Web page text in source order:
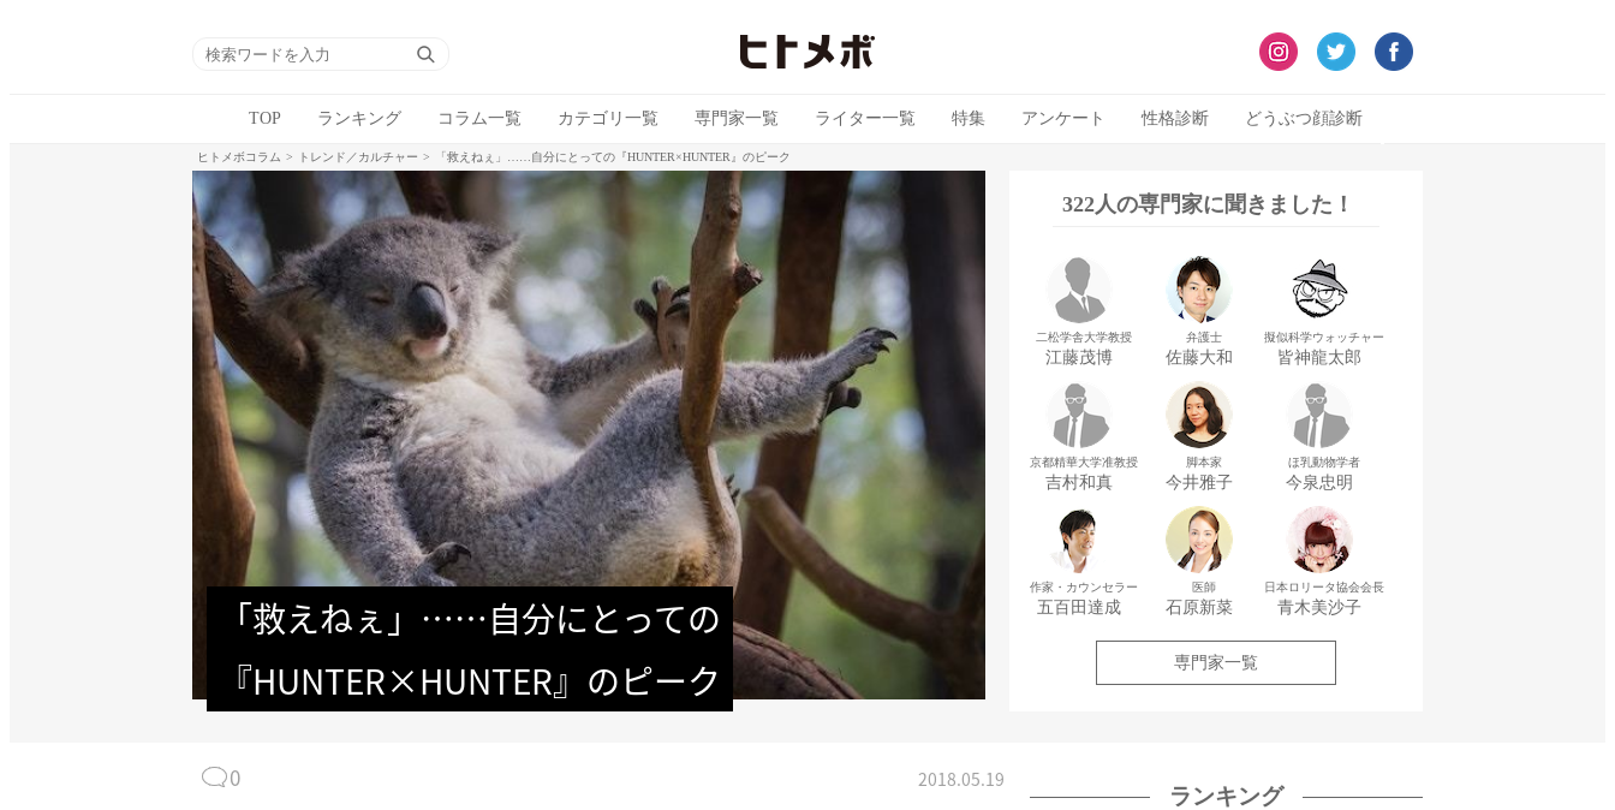
TOP ランキング コラム一覧 カテゴリ一覧 専門家一覧 ライター一覧 特集 アンケート 性格診断 どうぶつ顔診断
ヒトメボコラム トレンド／カルチャー 「救えねぇ」……自分にとっての『HUNTER×HUNTER』のピーク
「救えねぇ」……自分にとっての
『HUNTER×HUNTER』のピーク
322人の専門家に聞きました！
二松学舎大学教授
江藤茂博
弁護士
佐藤大和
擬似科学ウォッチャー
皆神龍太郎
京都精華大学准教授
吉村和真
脚本家
今井雅子
ほ乳動物学者
今泉忠明
作家・カウンセラー
五百田達成
医師
石原新菜
日本ロリータ協会会長
青木美沙子
専門家一覧
0 2018.05.19
ランキング